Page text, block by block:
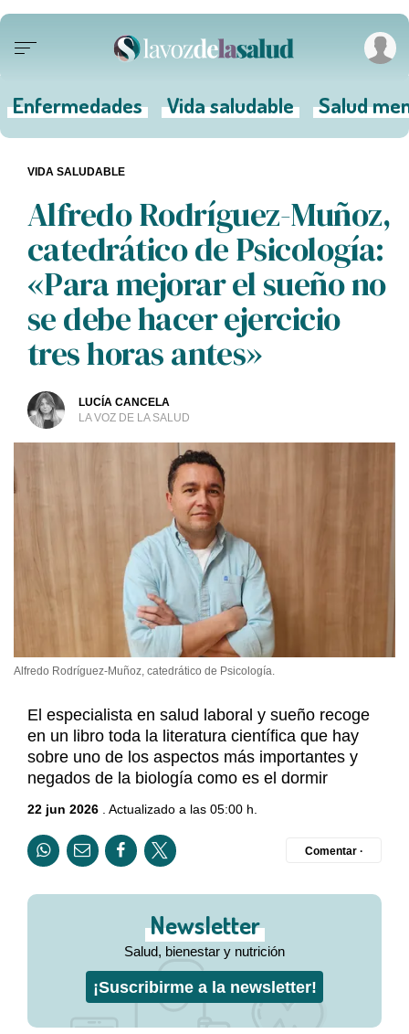
Enfermedades Vida saludable Salud
Alfredo Rodríguez-Muñoz,
catedrático de Psicología:
«Para mejorar el sueño no
se debe hacer ejercicio
tres horas antes»
LUCÍA CANCELA
LA VOZ DE LA SALUD
VIDA SALUDABLE
Alfredo Rodríguez-Muñoz, catedrático de Psicología.
El especialista en salud laboral y sueño recoge
en un libro toda la literatura científica que hay
sobre uno de los aspectos más importantes y
negados de la biología como es el dormir
22 jun 2026 . Actualizado a las 05:00 h.
Comentar ·
Newsletter
Salud, bienestar y nutrición
¡Suscribirme a la newsletter!